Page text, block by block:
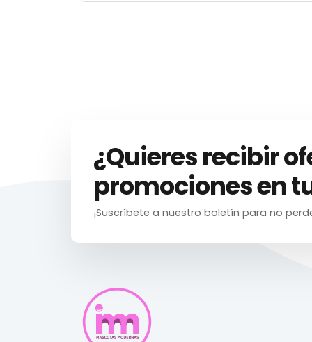
¿Quieres recibir
promociones en
¡Suscríbete a nuestro boletín para no